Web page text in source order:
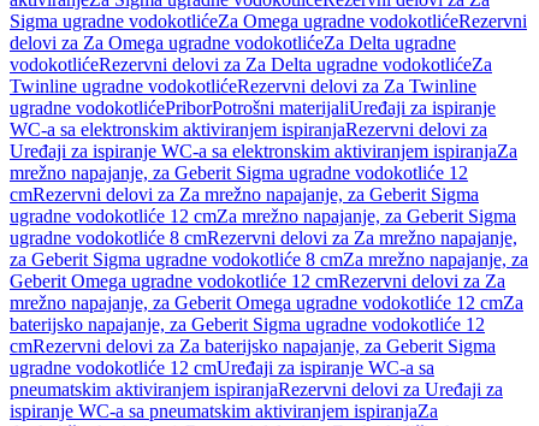
Sigma ugradne vodokotlićeZa Omega ugradne vodokotlićeRezervni
delovi za Za Omega ugradne vodokotlićeZa Delta ugradne
vodokotlićeRezervni delovi za Za Delta ugradne vodokotlićeZa
Twinline ugradne vodokotlićeRezervni delovi za Za Twinline
ugradne vodokotlićePriborPotrošni materijaliUređaji za ispiranje
WC-a sa elektronskim aktiviranjem ispiranjaRezervni delovi za
Uređaji za ispiranje WC-a sa elektronskim aktiviranjem ispiranjaZa
mrežno napajanje, za Geberit Sigma ugradne vodokotliće 12
cmRezervni delovi za Za mrežno napajanje, za Geberit Sigma
ugradne vodokotliće 12 cmZa mrežno napajanje, za Geberit Sigma
ugradne vodokotliće 8 cmRezervni delovi za Za mrežno napajanje,
za Geberit Sigma ugradne vodokotliće 8 cmZa mrežno napajanje, za
Geberit Omega ugradne vodokotliće 12 cmRezervni delovi za Za
mrežno napajanje, za Geberit Omega ugradne vodokotliće 12 cmZa
baterijsko napajanje, za Geberit Sigma ugradne vodokotliće 12
cmRezervni delovi za Za baterijsko napajanje, za Geberit Sigma
ugradne vodokotliće 12 cmUređaji za ispiranje WC-a sa
pneumatskim aktiviranjem ispiranjaRezervni delovi za Uređaji za
ispiranje WC-a sa pneumatskim aktiviranjem ispiranjaZa